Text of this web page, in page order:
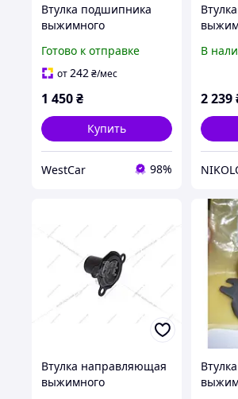
Втулка подшипника
выжимного
VW Passat 94-05 лейка
45719
Готово к отправке
от242₴/мес
1 450₴
Купить
WestCar 98%
A6/VW
В
2 239
Втулка направляющая
выжимного